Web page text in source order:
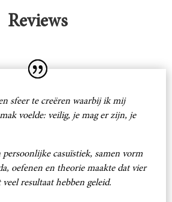
Reviews
sfeer te creëren waarbij ik mij
voelde: veilig, je mag er zijn, je
casuïstiek, samen vorm
oefenen en theorie maakte dat vier
resultaat hebben geleid.